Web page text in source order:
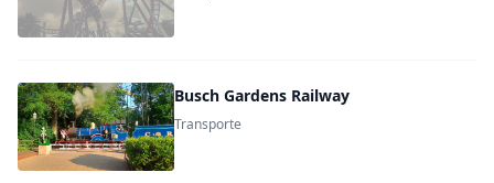
Busch Gardens Railway
Transporte